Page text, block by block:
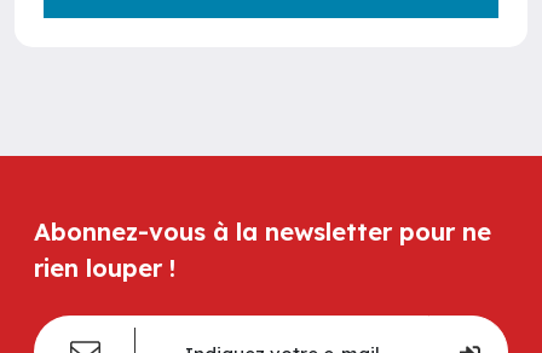
Abonnez-vous à la newsletter pour ne
rien louper !